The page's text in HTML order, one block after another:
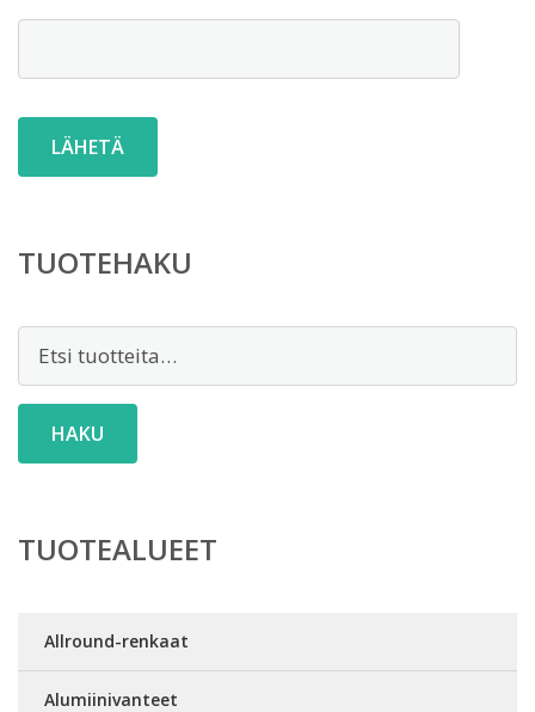
TUOTEHAKU
Etsi:
HAKU
TUOTEALUEET
Allround-renkaat
Alumiinivanteet